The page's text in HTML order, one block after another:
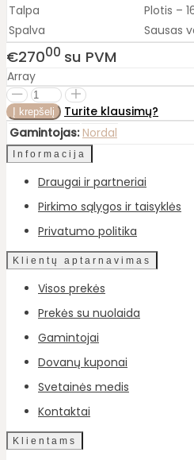
Talpa
Plotis –
Spalva
Sausas
€27000 su PVM
Array
Turite klausimų?
Gamintojas: Nordal
Informacija
Draugai ir partneriai
Pirkimo sąlygos ir taisyklės
Privatumo politika
Klientų aptarnavimas
Visos prekės
Prekės su nuolaida
Gamintojai
Dovanų kuponai
Svetainės medis
Kontaktai
Klientams